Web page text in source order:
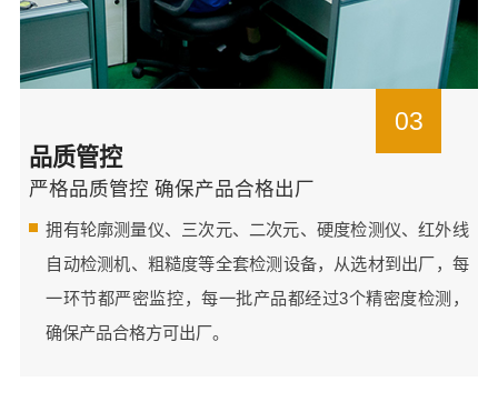
03
品质管控
严格品质管控 确保产品合格出厂
拥有轮廓测量仪、三次元、二次元、硬度检测仪、红外线
自动检测机、粗糙度等全套检测设备，从选材到出厂，每
一环节都严密监控，每一批产品都经过3个精密度检测，
确保产品合格方可出厂。